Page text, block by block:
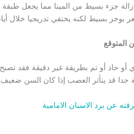
جزء بسيط من المينا مما يجعل
بوخز بسيط لكنه يختفي تدريجيا خلال
المتوقع
أو حاد أو تم بطريقة غير دقيقة فقد
جدا قد يتأثر العصب إذا كان السن
عن برد الاسنان الامامية